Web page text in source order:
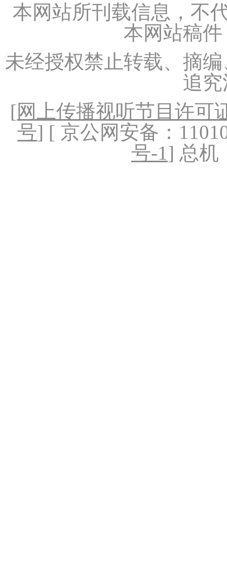
本网站所刊载信息，不
本网站稿
未经授权禁止转载、摘
追
[网上传播视听节目许可
号] [ 京公网安备：
号-1] 总机